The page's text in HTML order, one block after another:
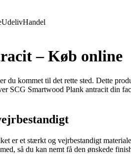
UdelivHandel
– Køb online
du kommet til det rette sted. Dette
SCG Smartwood Plank antracit
er et stærkt og vejrbestandigt
så du kan nemt få den ønskede